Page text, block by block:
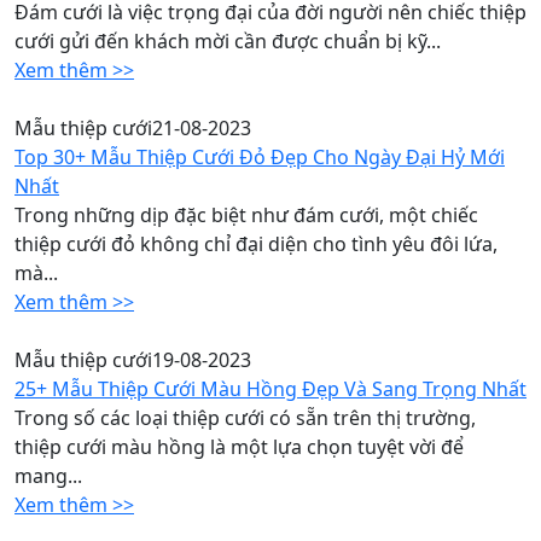
Đám cưới là việc trọng đại của đời người nên chiếc thiệp
cưới gửi đến khách mời cần được chuẩn bị kỹ...
Xem thêm >>
Mẫu thiệp cưới21-08-2023
Top 30+ Mẫu Thiệp Cưới Đỏ Đẹp Cho Ngày Đại Hỷ Mới
Nhất
Trong những dịp đặc biệt như đám cưới, một chiếc
thiệp cưới đỏ không chỉ đại diện cho tình yêu đôi lứa,
mà...
Xem thêm >>
Mẫu thiệp cưới19-08-2023
25+ Mẫu Thiệp Cưới Màu Hồng Đẹp Và Sang Trọng Nhất
Trong số các loại thiệp cưới có sẵn trên thị trường,
thiệp cưới màu hồng là một lựa chọn tuyệt vời để
mang...
Xem thêm >>